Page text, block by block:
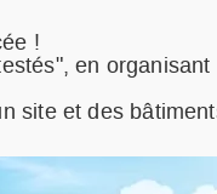
!
en
site et des